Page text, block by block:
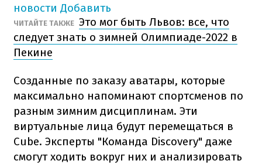
новости Добавить
ЧИТАЙТЕ ТАКЖЕ Это мог быть Львов: все, что
следует знать о зимней Олимпиаде-2022 в
Пекине
Созданные по заказу аватары, которые
максимально напоминают спортсменов по
разным зимним дисциплинам. Эти
виртуальные лица будут перемещаться в
Cube. Эксперты "Команда Discovery" даже
смогут ходить вокруг них и анализировать